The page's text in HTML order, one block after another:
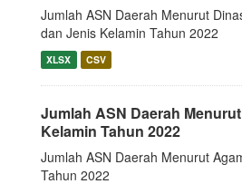
Jumlah ASN Daerah Menurut
dan Jenis Kelamin Tahun 2022
XLSX CSV
Jumlah ASN Daerah
Kelamin Tahun 2022
Jumlah ASN Daerah Menurut
Tahun 2022